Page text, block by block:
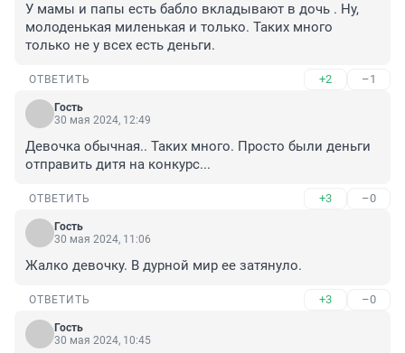
У мамы и папы есть бабло вкладывают в дочь . Ну,
молоденькая миленькая и только. Таких много
только не у всех есть деньги.
ОТВЕТИТЬ +2 –1
Гость
30 мая 2024, 12:49
Девочка обычная.. Таких много. Просто были деньги
отправить дитя на конкурс...
ОТВЕТИТЬ +3 –0
Гость
30 мая 2024, 11:06
Жалко девочку. В дурной мир ее затянуло.
ОТВЕТИТЬ +3 –0
Гость
30 мая 2024, 10:45